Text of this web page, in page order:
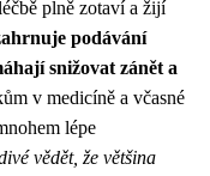
plně zotaví a žijí
podávání
snižovat zánět a
v medicíně a včasné
lépe
vědět, že většina